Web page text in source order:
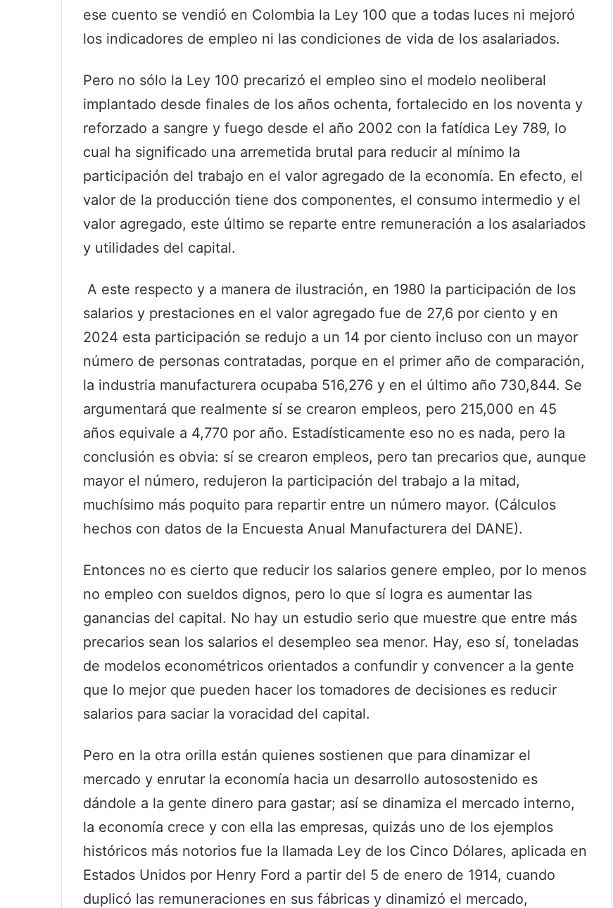
ese cuento se vendió en Colombia la Ley 100 que a todas luces ni mejoró
los indicadores de empleo ni las condiciones de vida de los asalariados.
Pero no sólo la Ley 100 precarizó el empleo sino el modelo neoliberal
implantado desde finales de los años ochenta, fortalecido en los noventa y
reforzado a sangre y fuego desde el año 2002 con la fatídica Ley 789, lo
cual ha significado una arremetida brutal para reducir al mínimo la
participación del trabajo en el valor agregado de la economía. En efecto, el
valor de la producción tiene dos componentes, el consumo intermedio y el
valor agregado, este último se reparte entre remuneración a los asalariados
y utilidades del capital.
A este respecto y a manera de ilustración, en 1980 la participación de los
salarios y prestaciones en el valor agregado fue de 27,6 por ciento y en
2024 esta participación se redujo a un 14 por ciento incluso con un mayor
número de personas contratadas, porque en el primer año de comparación,
la industria manufacturera ocupaba 516,276 y en el último año 730,844. Se
argumentará que realmente sí se crearon empleos, pero 215,000 en 45
años equivale a 4,770 por año. Estadísticamente eso no es nada, pero la
conclusión es obvia: sí se crearon empleos, pero tan precarios que, aunque
mayor el número, redujeron la participación del trabajo a la mitad,
muchísimo más poquito para repartir entre un número mayor. (Cálculos
hechos con datos de la Encuesta Anual Manufacturera del DANE).
Entonces no es cierto que reducir los salarios genere empleo, por lo menos
no empleo con sueldos dignos, pero lo que sí logra es aumentar las
ganancias del capital. No hay un estudio serio que muestre que entre más
precarios sean los salarios el desempleo sea menor. Hay, eso sí, toneladas
de modelos econométricos orientados a confundir y convencer a la gente
que lo mejor que pueden hacer los tomadores de decisiones es reducir
salarios para saciar la voracidad del capital.
Pero en la otra orilla están quienes sostienen que para dinamizar el
mercado y enrutar la economía hacia un desarrollo autosostenido es
dándole a la gente dinero para gastar; así se dinamiza el mercado interno,
la economía crece y con ella las empresas, quizás uno de los ejemplos
históricos más notorios fue la llamada Ley de los Cinco Dólares, aplicada en
Estados Unidos por Henry Ford a partir del 5 de enero de 1914, cuando
duplicó las remuneraciones en sus fábricas y dinamizó el mercado,